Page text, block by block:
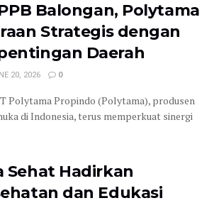
Balongan, Polytama
Strategis dengan
Daerah
20, 2026 0
Polytama Propindo (Polytama), produsen
di Indonesia, terus memperkuat sinergi
Sehat Hadirkan
dan Edukasi